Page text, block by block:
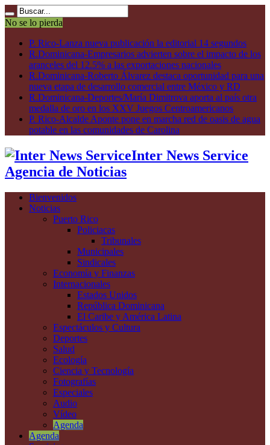
No se lo pierda
P. Rico-Lanza nueva publicación la editorial 14 segundos
R.Dominicana-Empresarios advierten sobre el impacto de los
aranceles del 12.5% a las exportaciones nacionales
R.Dominicana-Roberto Álvarez destaca oportunidad para una
nueva etapa de desarrollo comercial entre México y RD
R.Dominicana-Deportes/María Dimitrova aporta al país otra
medalla de oro en los XXV Juegos Centroamericanos
P. Rico-Alcalde Aponte pone en marcha red de oasis de agua
potable en las comunidades de Carolina
Inter News Service
Agencia de Noticias
Bienvenidos
Noticias
Puerto Rico
Policiacas
Tribunales
Municipales
Sindicales
Economía y Finanzas
Internacionales
Estados Unidos
República Dominicana
El Caribe y América Latina
Espectáculos y Cultura
Deportes
Salud
Ecología
Ciencia y Tecnología
Fotografías
Especiales
Audio
Vídeo
Agenda
Agenda